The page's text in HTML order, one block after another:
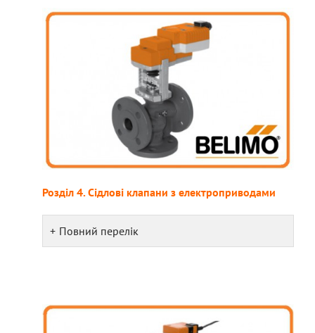
Розділ 4. Сідлові клапани з електроприводами
Повний перелік